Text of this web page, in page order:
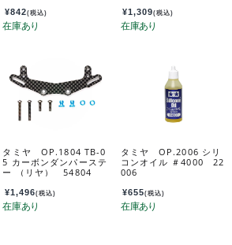
¥842(税込) ¥1,309(税込)
タミヤ OP.1804 TB-0
5 カーボンダンパーステ
ー （リヤ） 54804
¥1,496(税込)
タミヤ OP.2006 シリ
コンオイル ＃4000 22
006
¥655(税込)